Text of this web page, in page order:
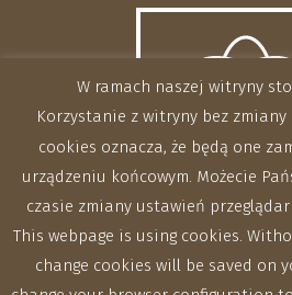
W ramach naszej witryny
Korzystanie z witryny bez
cookies oznacza, że będą one
urządzeniu końcowym. Możecie
czasie zmiany ustawień
This webpage is using cookies.
change cookies will be saved on